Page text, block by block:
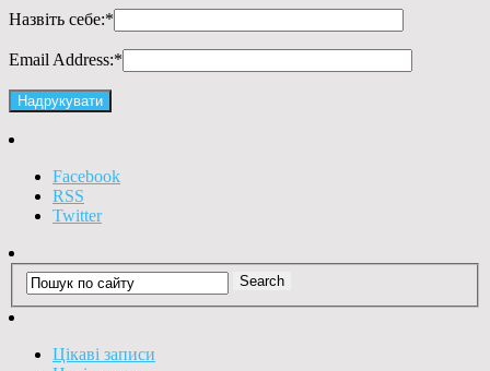
Назвіть себе:*
Email Address:*
Facebook
RSS
Twitter
Цікаві записи